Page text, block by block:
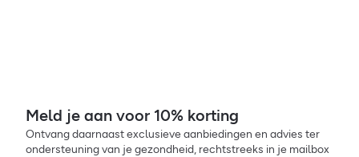
Meld je aan voor 10% korting
Ontvang daarnaast exclusieve aanbiedingen en advies ter
ondersteuning van je gezondheid, rechtstreeks in je mailbox